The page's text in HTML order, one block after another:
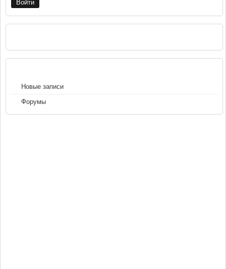
Новые записи
Форумы